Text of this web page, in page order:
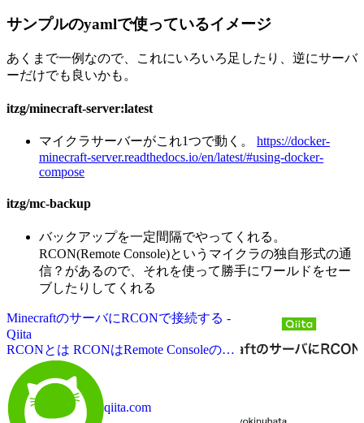
サンプルのyamlで使っているイメージ
あくまで一例なので、これにいろいろ足したり、逆にサーバ
ーだけでも良いかも。
itzg/minecraft-server:latest
マイクラサーバーがこれ1つで動く。 https://docker-
minecraft-server.readthedocs.io/en/latest/#using-docker-
compose
itzg/mc-backup
バックアップを一定間隔でやってくれる。
RCON(Remote Console)というマイクラの独自形式の通
信？があるので、それを使って勝手にワールドをセー
ブしたりしてくれる
MinecraftのサーバにRCONで接続する -
Qiita
RCONとは RCONはRemote Consoleの略
称 ゲームサーバをリモートで管理する
ための機能全般を指す用語 Minecraft以
外でも、ARK: Survival Evolvedや
Battlefield、Call of Duty、Rust等、ユーザ
qiita.com